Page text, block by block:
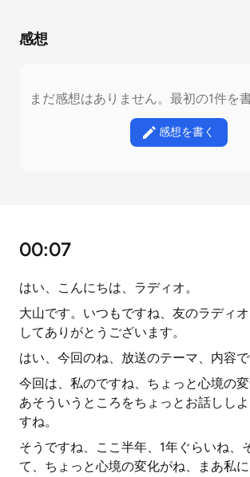
感想
まだ感想はありません。最初の1件を
感想を書く
00:07
はい、こんにちは、ラディオ。
大山です。いつもですね、友のラディ
してありがとうございます。
はい、今回のね、放送のテーマ、内容で
今回は、私のですね、ちょっと心境の
あそういうところをちょっとお話しし
すね。
そうですね、ここ半年、1年ぐらいね、
て、ちょっと心境の変化がね、まあ私に